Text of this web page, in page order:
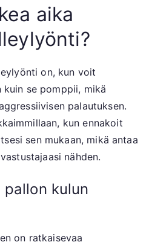
aika
on, kun voit
se pomppii, mikä
palautuksen.
kun ennakoit
sen mukaan, mikä antaa
nähden.
pallon kulun
on ratkaisevaa